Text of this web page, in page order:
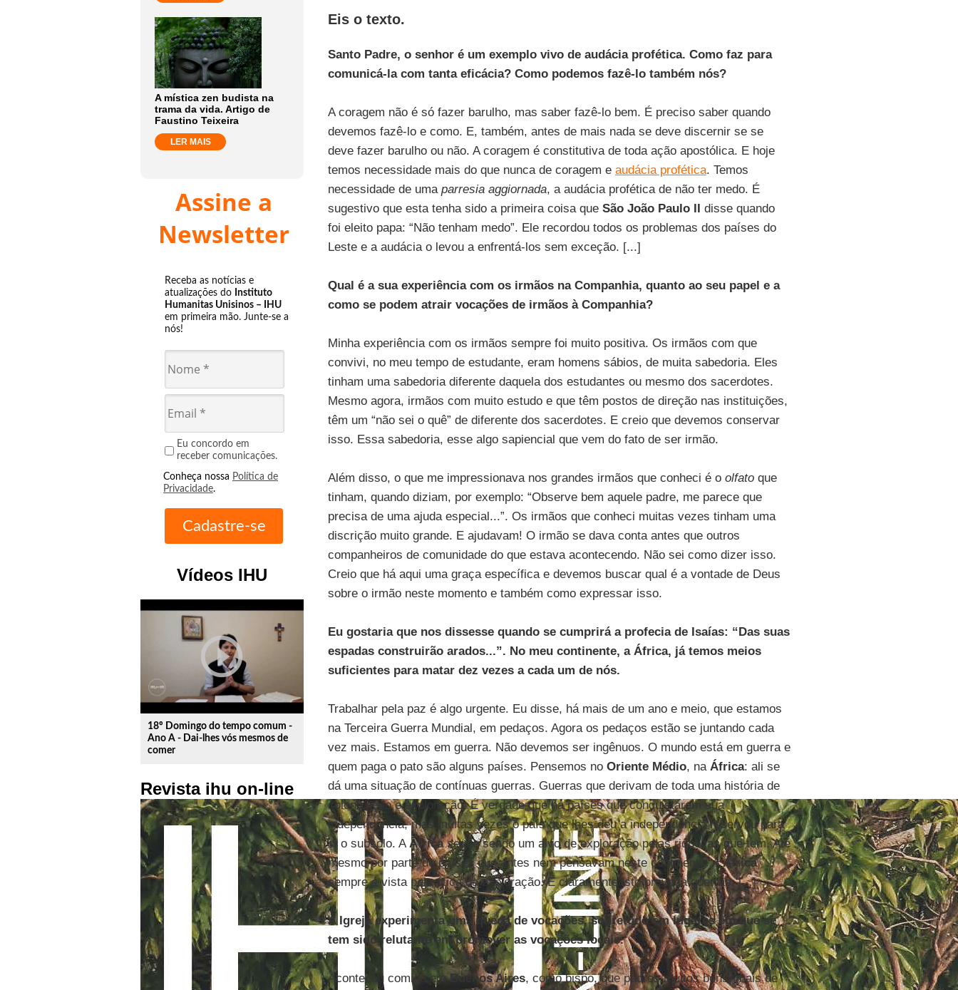
A mística zen budista na
trama da vida. Artigo de
Faustino Teixeira
LER MAIS
Assine a
Newsletter
Receba as notícias e
atualizações do Instituto
Humanitas Unisinos – IHU
em primeira mão. Junte-se a
nós!
Eu concordo em
receber comunicações.
Conheça nossa Política de
Privacidade.
Vídeos IHU
play_circle_outline
18º Domingo do tempo comum -
Ano A - Dai-lhes vós mesmos de
comer
Revista ihu on-line
Eis o texto.
Santo Padre, o senhor é um exemplo vivo de audácia profética. Como faz para
comunicá-la com tanta eficácia? Como podemos fazê-lo também nós?
A coragem não é só fazer barulho, mas saber fazê-lo bem. É preciso saber quando
devemos fazê-lo e como. E, também, antes de mais nada se deve discernir se se
deve fazer barulho ou não. A coragem é constitutiva de toda ação apostólica. E hoje
temos necessidade mais do que nunca de coragem e audácia profética. Temos
necessidade de uma parresia aggiornada, a audácia profética de não ter medo. É
sugestivo que esta tenha sido a primeira coisa que São João Paulo II disse quando
foi eleito papa: “Não tenham medo”. Ele recordou todos os problemas dos países do
Leste e a audácia o levou a enfrentá-los sem exceção. [...]
Qual é a sua experiência com os irmãos na Companhia, quanto ao seu papel e a
como se podem atrair vocações de irmãos à Companhia?
Minha experiência com os irmãos sempre foi muito positiva. Os irmãos com que
convivi, no meu tempo de estudante, eram homens sábios, de muita sabedoria. Eles
tinham uma sabedoria diferente daquela dos estudantes ou mesmo dos sacerdotes.
Mesmo agora, irmãos com muito estudo e que têm postos de direção nas instituições,
têm um “não sei o quê” de diferente dos sacerdotes. E creio que devemos conservar
isso. Essa sabedoria, esse algo sapiencial que vem do fato de ser irmão.
Além disso, o que me impressionava nos grandes irmãos que conheci é o olfatoque
tinham, quando diziam, por exemplo: “Observe bem aquele padre, me parece que
precisa de uma ajuda especial...”. Os irmãos que conheci muitas vezes tinham uma
discrição muito grande. E ajudavam! O irmão se dava conta antes que outros
companheiros de comunidade do que estava acontecendo. Não sei como dizer isso.
Creio que há aqui uma graça específica e devemos buscar qual é a vontade de Deus
sobre o irmão neste momento e também como expressar isso.
Eu gostaria que nos dissesse quando se cumprirá a profecia de Isaías: “Das suas
espadas construirão arados...”. No meu continente, a África, já temos meios
suficientes para matar dez vezes a cada um de nós.
Trabalhar pela paz é algo urgente. Eu disse, há mais de um ano e meio, que estamos
na Terceira Guerra Mundial, em pedaços. Agora os pedaços estão se juntando cada
vez mais. Estamos em guerra. Não devemos ser ingênuos. O mundo está em guerra e
quem paga o pato são alguns países. Pensemos no Oriente Médio, na África: ali se
dá uma situação de contínuas guerras. Guerras que derivam de toda uma história de
colonização e exploração. É verdade que há países que conquistaram sua
independência, mas muitas vezes o país que lhes deu a independência reservou para
si o subsolo. AÁfricasegue sendo um alvo de exploração pelas riquezas que tem. Até
mesmo por parte de países que antes nem pensavam neste continente. AÁfrica
sempre é vista pela ótica da exploração. E claramente isto provoca guerras. [...]
A Igreja experimenta uma queda de vocações, sobretudo em lugares em que se
tem sido relutante em promover as vocações locais.
Aconteceu comigo emBuenos Aires, como bispo, que padres muitos bons, mais de